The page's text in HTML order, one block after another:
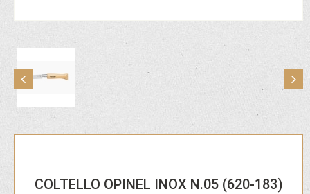
COLTELLO OPINEL INOX N.05 (620-183)